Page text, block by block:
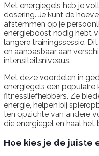
Met energiegels heb je
dosering. Je kunt de
afstemmen op je
energieboost nodig hebt
langere trainingssessie.
en aanpasbaar aan
intensiteitsniveaus.
Met deze voordelen in
energiegels een populaire
fitnessliefhebbers. Ze
energie, helpen bij
ten opzichte van andere
die energiegel en haal het
Hoe kies je de juiste